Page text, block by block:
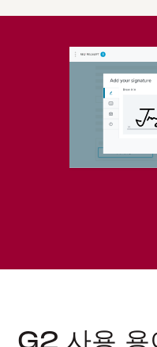
G2 사용 용